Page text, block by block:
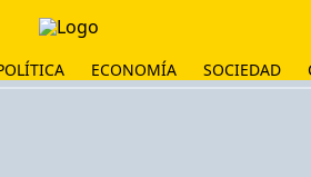
ECONOMÍA SOCIEDAD